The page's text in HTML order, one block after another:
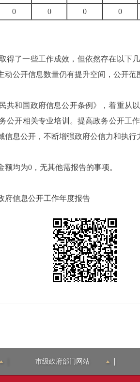
0 0 0 0
得了一些工作成效，但依然存在以下
公开信息数量仍有提升空间，公开范
共和国政府信息公开条例》，着重从
公开相关专业培训。提高政务公开工
息公开，不断增强政府公信力和执行
额均为0，无其他需报告的事项。
府信息公开工作年度报告
市级政府部门网站